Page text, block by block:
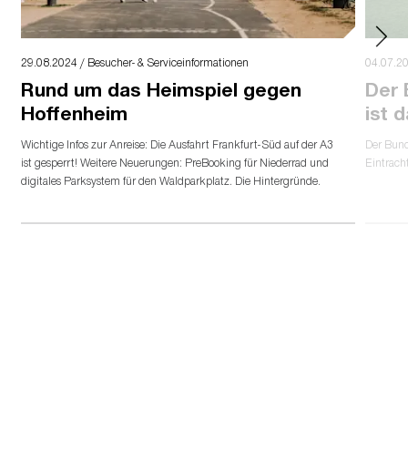
29.08.2024 / Besucher- & Serviceinformationen
Rund um das Heimspiel gegen
Hoffenheim
Wichtige Infos zur Anreise: Die Ausfahrt Frankfurt-Süd auf der A3
ist gesperrt! Weitere Neuerungen: PreBooking für Niederrad und
digitales Parksystem für den Waldparkplatz. Die Hintergründe.
Der
ist
Der